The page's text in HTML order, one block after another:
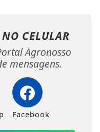
NO CELULAR
Agronosso
mensagens.
Facebook